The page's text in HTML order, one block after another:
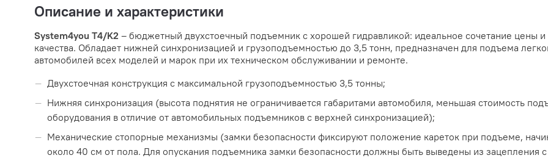
Описание и характеристики
System4you T4/K2 – бюджетный двухстоечный подъемник с хорошей гидравликой: идеальное сочетание цены и
качества. Обладает нижней синхронизацией и грузоподъемностью до 3,5 тонн, предназначен для подъема
автомобилей всех моделей и марок при их техническом обслуживании и ремонте.
Двухстоечная конструкция с максимальной грузоподъемностью 3,5 тонны;
Нижняя синхронизация (высота поднятия не ограничивается габаритами автомобиля, меньшая стоимость
оборудования в отличие от автомобильных подъемников с верхней синхронизацией);
Механические стопорные механизмы (замки безопасности фиксируют положение кареток при подъеме,
около 40 см от пола. Для опускания подъемника замки безопасности должны быть выведены из зацепления